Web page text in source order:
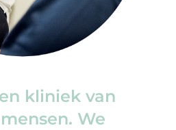
kliniek van
We